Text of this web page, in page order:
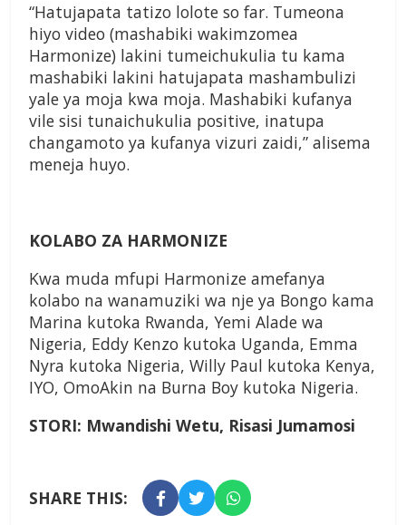
“Hatujapata tatizo lolote so far. Tumeona
hiyo video (mashabiki wakimzomea
Harmonize) lakini tumeichukulia tu kama
mashabiki lakini hatujapata mashambulizi
yale ya moja kwa moja. Mashabiki kufanya
vile sisi tunaichukulia positive, inatupa
changamoto ya kufanya vizuri zaidi,” alisema
meneja huyo.
KOLABO ZA HARMONIZE
Kwa muda mfupi Harmonize amefanya
kolabo na wanamuziki wa nje ya Bongo kama
Marina kutoka Rwanda, Yemi Alade wa
Nigeria, Eddy Kenzo kutoka Uganda, Emma
Nyra kutoka Nigeria, Willy Paul kutoka Kenya,
IYO, OmoAkin na Burna Boy kutoka Nigeria.
STORI: Mwandishi Wetu, Risasi Jumamosi
SHARE THIS: